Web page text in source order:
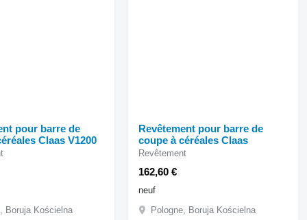
pour barre de
coupe à céréales Claas V1200
Boruja Kościelna
Revêtement pour barre de
coupe à céréales Claas
162,60 €
Revêtement
neuf
Pologne, Boruja Kościelna